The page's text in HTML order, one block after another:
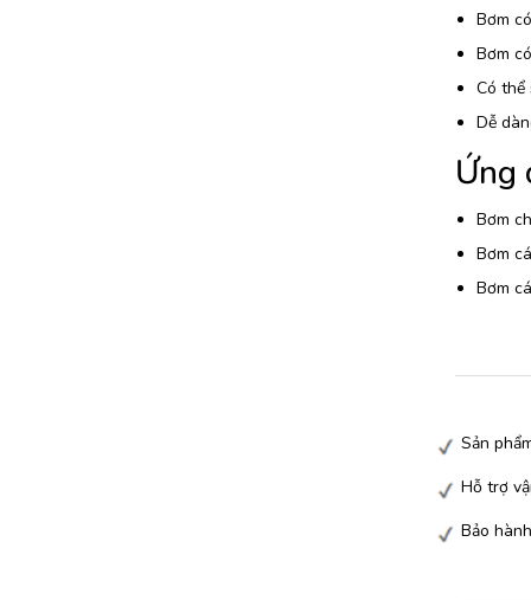
Bơm
Bơm
Có thể
Dễ
Ứng
Bơm
Bơm
Bơm
Sản
Hỗ trợ
Bảo